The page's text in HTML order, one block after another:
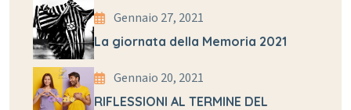
Gennaio 27, 2021
La giornata della Memoria 2021
Gennaio 20, 2021
RIFLESSIONI AL TERMINE DEL